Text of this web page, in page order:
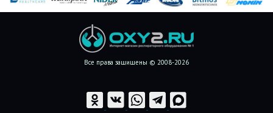
Все права защищены © 2008-2026